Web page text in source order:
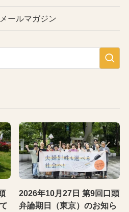
ールマガジン
2026年10月27日 第9回口頭
弁論期日（東京）のお知ら